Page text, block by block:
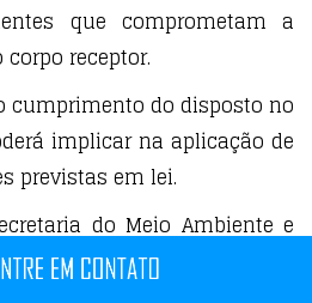
que comprometam a
receptor.
cumprimento do disposto no
implicar na aplicação de
previstas em lei.
do Meio Ambiente e
do Estado de Goiás definirá